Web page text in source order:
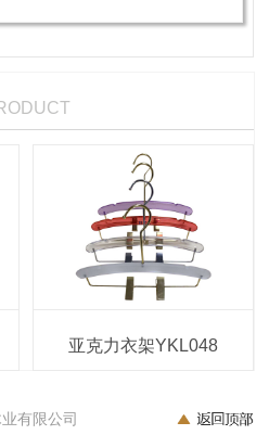
亚克力衣架YKL048
有限公司